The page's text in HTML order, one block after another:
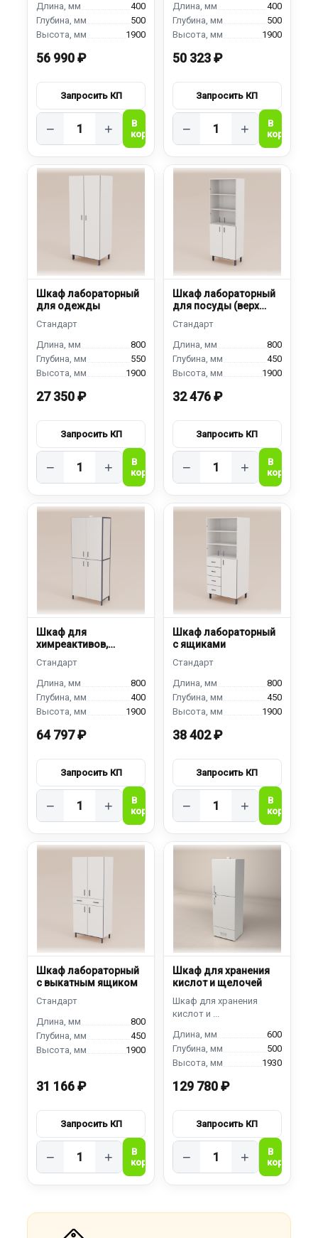
400
500
1900
56 990 ₽
− +
400
500
1900
50 323 ₽
− +
Шкаф лабораторный
для одежды
800
550
1900
27 350 ₽
− +
Шкаф лабораторный
для посуды (верх
800
450
1900
32 476 ₽
− +
Шкаф для
химреактивов,
800
400
1900
64 797 ₽
− +
Шкаф лабораторный
с ящиками
800
450
1900
38 402 ₽
− +
Шкаф лабораторный
с выкатным ящиком
800
450
1900
31 166 ₽
− +
Шкаф для хранения
кислот и щелочей
600
500
1930
129 780 ₽
− +